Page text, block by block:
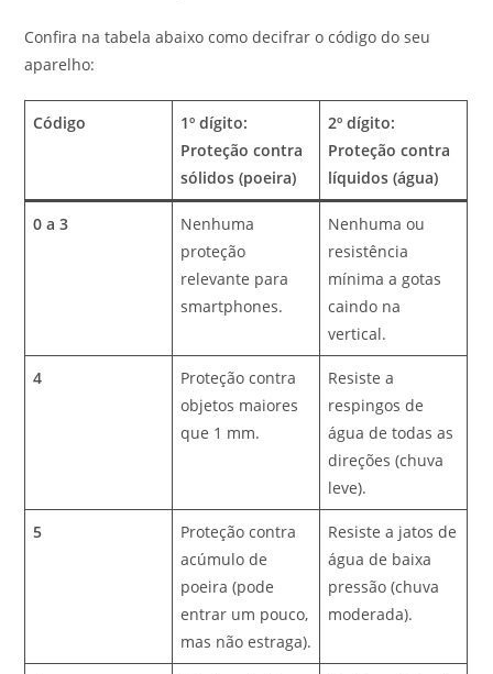
Confira na tabela abaixo como decifrar o código do seu
aparelho:
Código
1º dígito:
Proteção contra
sólidos (poeira)
2º dígito:
Proteção contra
líquidos (água)
0 a 3
Nenhuma
proteção
relevante para
smartphones.
Nenhuma ou
resistência
mínima a gotas
caindo na
vertical.
4
Proteção contra
objetos maiores
que 1 mm.
Resiste a
respingos de
água de todas as
direções (chuva
leve).
5
Proteção contra
acúmulo de
poeira (pode
entrar um pouco,
mas não estraga).
Resiste a jatos de
água de baixa
pressão (chuva
moderada).